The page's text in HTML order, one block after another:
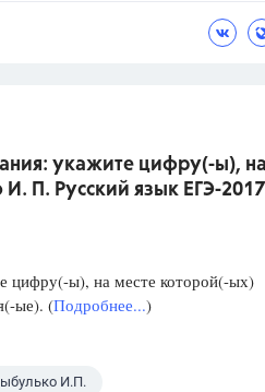
укажите цифру(-ы),
П. Русский язык ЕГЭ-
цифру(-ы), на месте которой(-ых)
ые). (Подробнее...)
И.П.